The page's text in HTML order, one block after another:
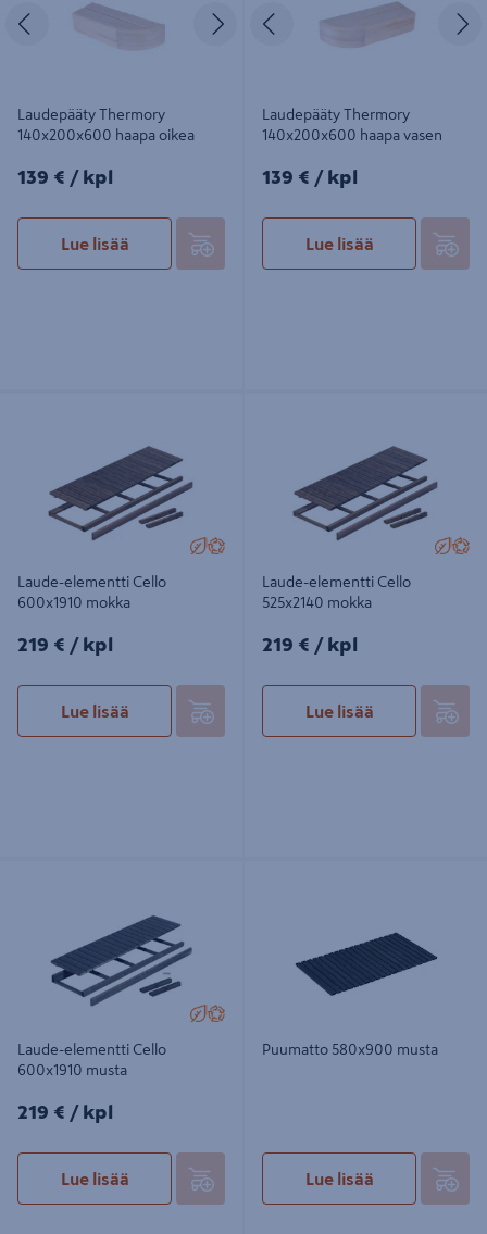
Edellinen Seuraava
Laudepääty Thermory
140x200x600 haapa oikea
139€/kpl
139 € / kpl
Lue lisää
Edellinen
Laudepääty Thermory
140x200x600 haapa vasen
139€/kpl
139 € / kpl
Lue lisää
Laude-elementti Cello
600x1910 mokka
219€/kpl
219 € / kpl
Lue lisää
Laude-elementti Cello
525x2140 mokka
219€/kpl
219 € / kpl
Lue lisää
Laude-elementti Cello
600x1910 musta
219€/kpl
219 € / kpl
Lue lisää
Puumatto 580x900 musta
Lue lisää